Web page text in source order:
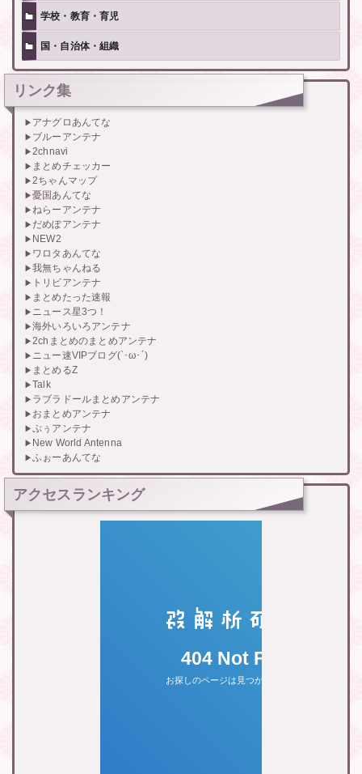
学校・教育・育児
国・自治体・組織
リンク集
アナグロあんてな
ブルーアンテナ
2chnavi
まとめチェッカー
2ちゃんマップ
憂国あんてな
ねらーアンテナ
だめぽアンテナ
NEW2
ワロタあんてな
我無ちゃんねる
トリビアンテナ
まとめたった速報
ニュース星3つ！
海外いろいろアンテナ
2chまとめのまとめアンテナ
ニュー速VIPブログ(`･ω･´)
まとめるZ
Talk
ラブラドールまとめアンテナ
おまとめアンテナ
ぷぅアンテナ
New World Antenna
ふぉーあんてな
アクセスランキング